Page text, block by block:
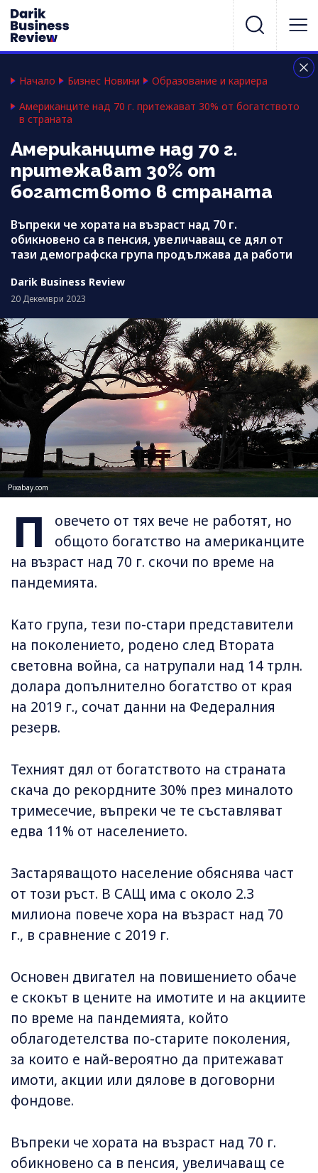
Начало Бизнес Новини
Образование и кариера
Американците над 70 г. притежават 30% от богатството
в страната
Американците над 70 г.
притежават 30% от
богатството в страната
Въпреки че хората на възраст над 70 г.
обикновено са в пенсия, увеличаващ се дял от
тази демографска група продължава да работи
Darik Business Review
20 Декември 2023
Pixabay.com
П
овечето от тях вече не работят, но
общото богатство на американците
на възраст над 70 г. скочи по време на
пандемията.
Като група, тези по-стари представители
на поколението, родено след Втората
световна война, са натрупали над 14 трлн.
долара допълнително богатство от края
на 2019 г., сочат данни на Федералния
резерв.
Техният дял от богатството на страната
скача до рекордните 30% през миналото
тримесечие, въпреки че те съставляват
едва 11% от населението.
Застаряващото население обяснява част
от този ръст. В САЩ има с около 2.3
милиона повече хора на възраст над 70
г., в сравнение с 2019 г.
Основен двигател на повишението обаче
е скокът в цените на имотите и на акциите
по време на пандемията, който
облагодетелства по-старите поколения,
за които е най-вероятно да притежават
имоти, акции или дялове в договорни
фондове.
Въпреки че хората на възраст над 70 г.
обикновено са в пенсия, увеличаващ се